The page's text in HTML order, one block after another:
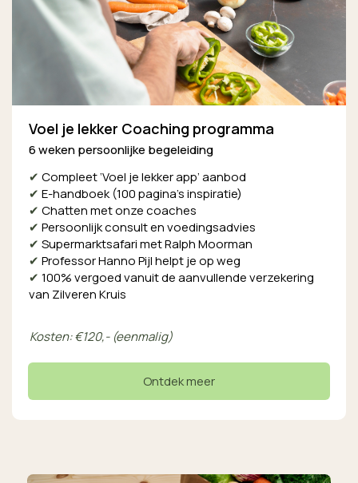
Voel je lekker Coaching programma
6 weken persoonlijke begeleiding
✔ Compleet ‘Voel je lekker app’ aanbod
✔ E-handboek (100 pagina’s inspiratie)
✔ Chatten met onze coaches
✔ Persoonlijk consult en voedingsadvies
✔ Supermarktsafari met Ralph Moorman
✔ Professor Hanno Pijl helpt je op weg
✔ 100% vergoed vanuit de aanvullende verzekering
van Zilveren Kruis
Kosten: €120,- (eenmalig)
Ontdek meer